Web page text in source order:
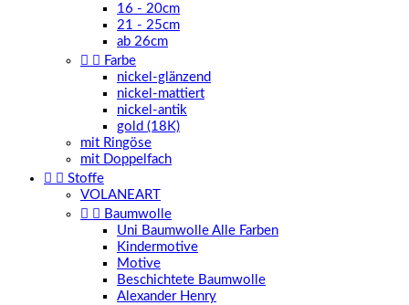
16 - 20cm
21 - 25cm
ab 26cm
  Farbe
nickel-glänzend
nickel-mattiert
nickel-antik
gold (18K)
mit Ringöse
mit Doppelfach
  Stoffe
VOLANEART
  Baumwolle
Uni Baumwolle Alle Farben
Kindermotive
Motive
Beschichtete Baumwolle
Alexander Henry